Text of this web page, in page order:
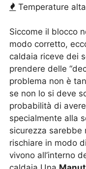
Temperature
Siccome il blocco
modo corretto,
caldaia riceve dei
prendere delle
problema non è
se non lo si deve
probabilità di
specialmente alla
sicurezza sarebbe
rischiare in modo
vivono all’interno